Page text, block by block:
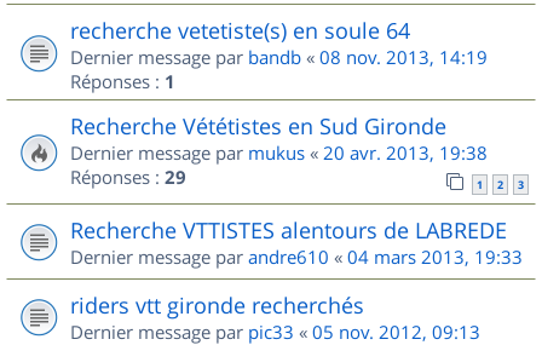
recherche vetetiste(s) en soule 64
Dernier message par bandb « 08 nov. 2013, 14:19
Réponses : 1
Recherche Vététistes en Sud Gironde
Dernier message par mukus « 20 avr. 2013, 19:38
Réponses : 29 1 2 3
Recherche VTTISTES alentours de LABREDE
Dernier message par andre610 « 04 mars 2013, 19:33
riders vtt gironde recherchés
Dernier message par pic33 « 05 nov. 2012, 09:13